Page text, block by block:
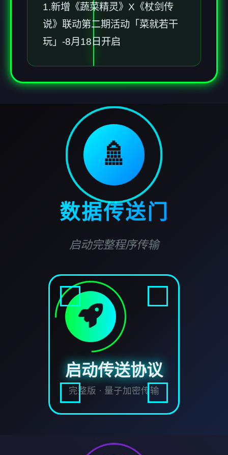
1.新增《蔬菜精灵》X《杖剑传
说》联动第二期活动「菜就若干
玩」-8月18日开启
🚿
数据传送门
启动完整程序传输
启动传送协议
完整版 · 量子加密传输